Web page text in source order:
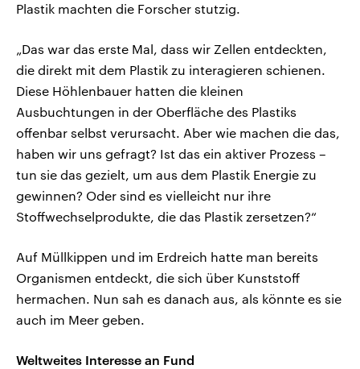
Plastik machten die Forscher stutzig.
„Das war das erste Mal, dass wir Zellen entdeckten,
die direkt mit dem Plastik zu interagieren schienen.
Diese Höhlenbauer hatten die kleinen
Ausbuchtungen in der Oberfläche des Plastiks
offenbar selbst verursacht. Aber wie machen die das,
haben wir uns gefragt? Ist das ein aktiver Prozess –
tun sie das gezielt, um aus dem Plastik Energie zu
gewinnen? Oder sind es vielleicht nur ihre
Stoffwechselprodukte, die das Plastik zersetzen?“
Auf Müllkippen und im Erdreich hatte man bereits
Organismen entdeckt, die sich über Kunststoff
hermachen. Nun sah es danach aus, als könnte es sie
auch im Meer geben.
Weltweites Interesse an Fund